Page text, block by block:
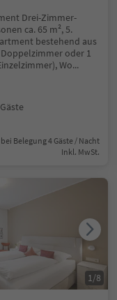
Drei-Zimmer-
ca. 65 m², 5.
bestehend aus
oder 1
Wo...
bei Belegung 4 Gäste / Nacht
Inkl. MwSt.
1/8